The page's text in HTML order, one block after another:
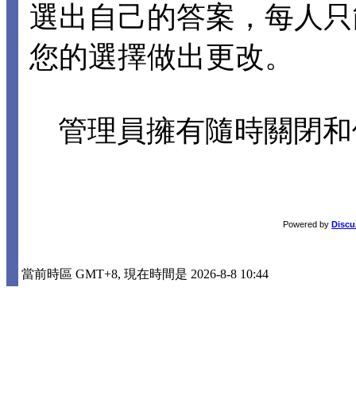
選出自己的答案，每人
您的選擇做出更改。
管理員擁有隨時關閉
Powered by
當前時區 GMT+8, 現在時間是 2026-8-8 10:44